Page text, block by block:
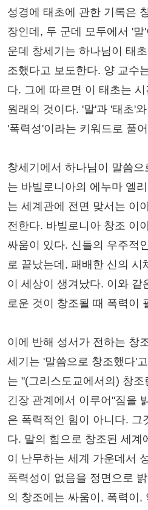
성경에 태초에 관한 기록은
장인데, 두 군데 모두에서 '
운데 창세기는 하나님이 태
조했다고 보도한다. 양 교수
다. 그에 따르면 이 태초는
원래의 것이다. '말'과 '태초'
'폭력성'이라는 키워드로 풀
창세기에서 하나님이 말씀으
는 바빌로니아의 에누마 엘
는 세계관에 전면 맞서는 이
전한다. 바빌로니아 창조 이
싸움이 있다. 신들의 우주적
로 끝났는데, 패배한 신의 시
이 세상이 생겨났다. 이와 같
로운 것이 창조될 때 폭력이
이에 반해 성서가 전하는 창
세기는 '말씀으로 창조했다'
는 "(그리스도교에서의) 창조
긴장 관계에서 이루어"짐을
은 폭력적인 힘이 아니다. 그
다. 말의 힘으로 창조된 세계
이 난무하는 세계 가운데서
폭력성이 없음을 정면으로
의 창조에는 싸움이, 폭력이,